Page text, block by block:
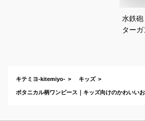
水鉄砲
ターガ
キテミヨ-kitemiyo- キッズ
ボタニカル柄ワンピース｜キッズ向けのかわいい